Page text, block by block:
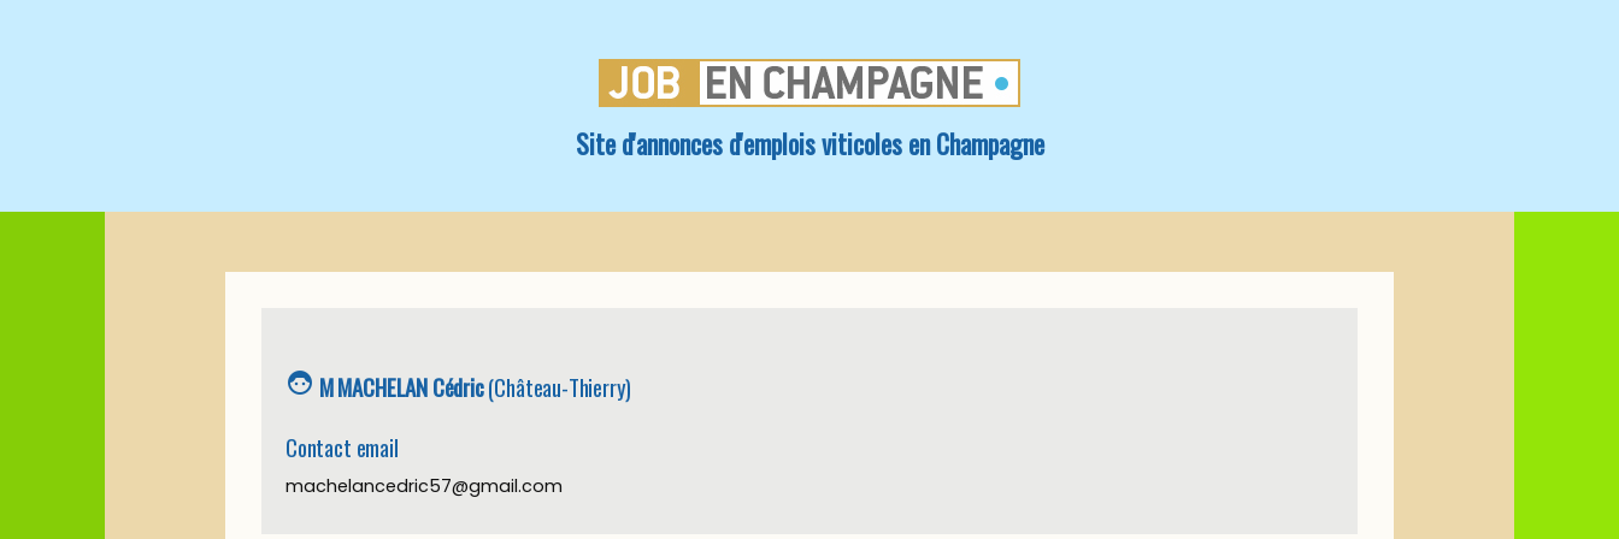
Site d'annonces d'emplois viticoles en Champagne
face_6 M MACHELAN Cédric(Château-Thierry)
Contact email
machelancedric57@gmail.com